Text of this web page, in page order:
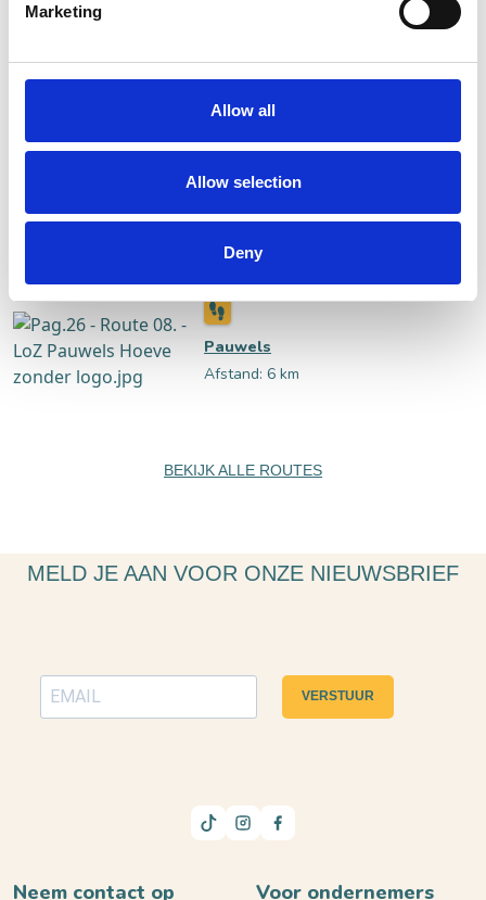
Marketing
Allow all
Allow selection
Deny
't Kraanven
Afstand: 6 km
Pauwels
Afstand: 6 km
BEKIJK ALLE ROUTES
MELD JE AAN VOOR ONZE NIEUWSBRIEF
VERSTUUR
Neem contact op Voor ondernemers